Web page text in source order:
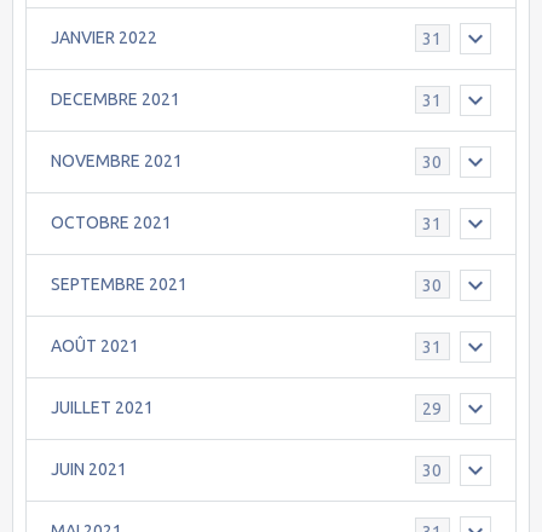
JANVIER 2022 31
DECEMBRE 2021 31
NOVEMBRE 2021 30
OCTOBRE 2021 31
SEPTEMBRE 2021 30
AOÛT 2021 31
JUILLET 2021 29
JUIN 2021 30